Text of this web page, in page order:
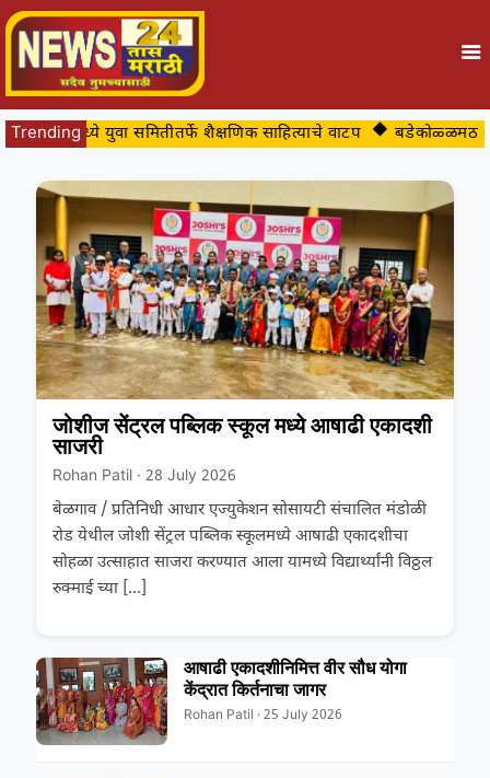
Trending
शाळांमध्ये युवा समितीतर्फे शैक्षणिक साहित्याचे वाटप बडेकोळ्ळमठ
जोशीज सेंट्रल पब्लिक स्कूल मध्ये आषाढी एकादशी
साजरी
Rohan Patil · 28 July 2026
बेळगाव / प्रतिनिधी आधार एज्युकेशन सोसायटी संचालित मंडोळी
रोड येथील जोशी सेंट्रल पब्लिक स्कूलमध्ये आषाढी एकादशीचा
सोहळा उत्साहात साजरा करण्यात आला यामध्ये विद्यार्थ्यांनी विठ्ठल
रुक्माई च्या […]
आषाढी एकादशीनिमित्त वीर सौध योगा
केंद्रात किर्तनाचा जागर
Rohan Patil · 25 July 2026